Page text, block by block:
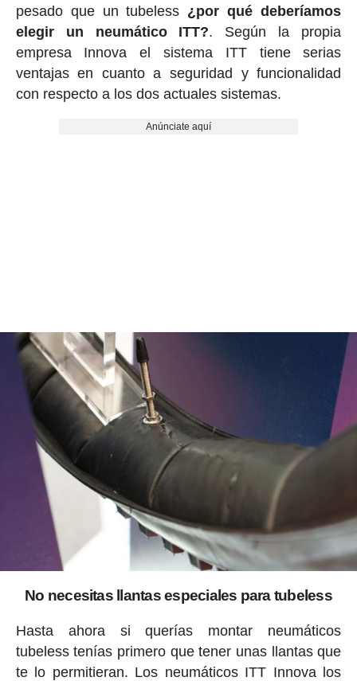
pesado que un tubeless ¿por qué deberíamos
elegir un neumático ITT?. Según la propia
empresa Innova el sistema ITT tiene serias
ventajas en cuanto a seguridad y funcionalidad
con respecto a los dos actuales sistemas.
Anúnciate aquí
No necesitas llantas especiales para tubeless
Hasta ahora si querías montar neumáticos
tubeless tenías primero que tener unas llantas que
te lo permitieran. Los neumáticos ITT Innova los